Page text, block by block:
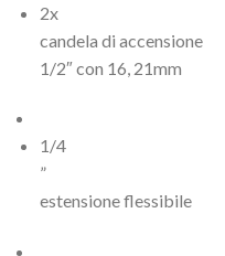
2x
candela di accensione
1/2″ con 16, 21mm
1/4
”
estensione flessibile